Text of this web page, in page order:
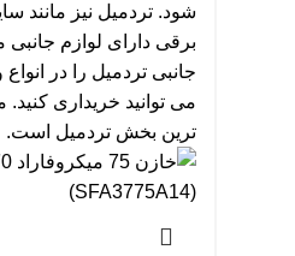
شود. تردمیل نیز مانند
برقی دارای لوازم جانبی
جانبی تردمیل را در
می توانید خریداری کنید.
ترین بخش تردمیل است.